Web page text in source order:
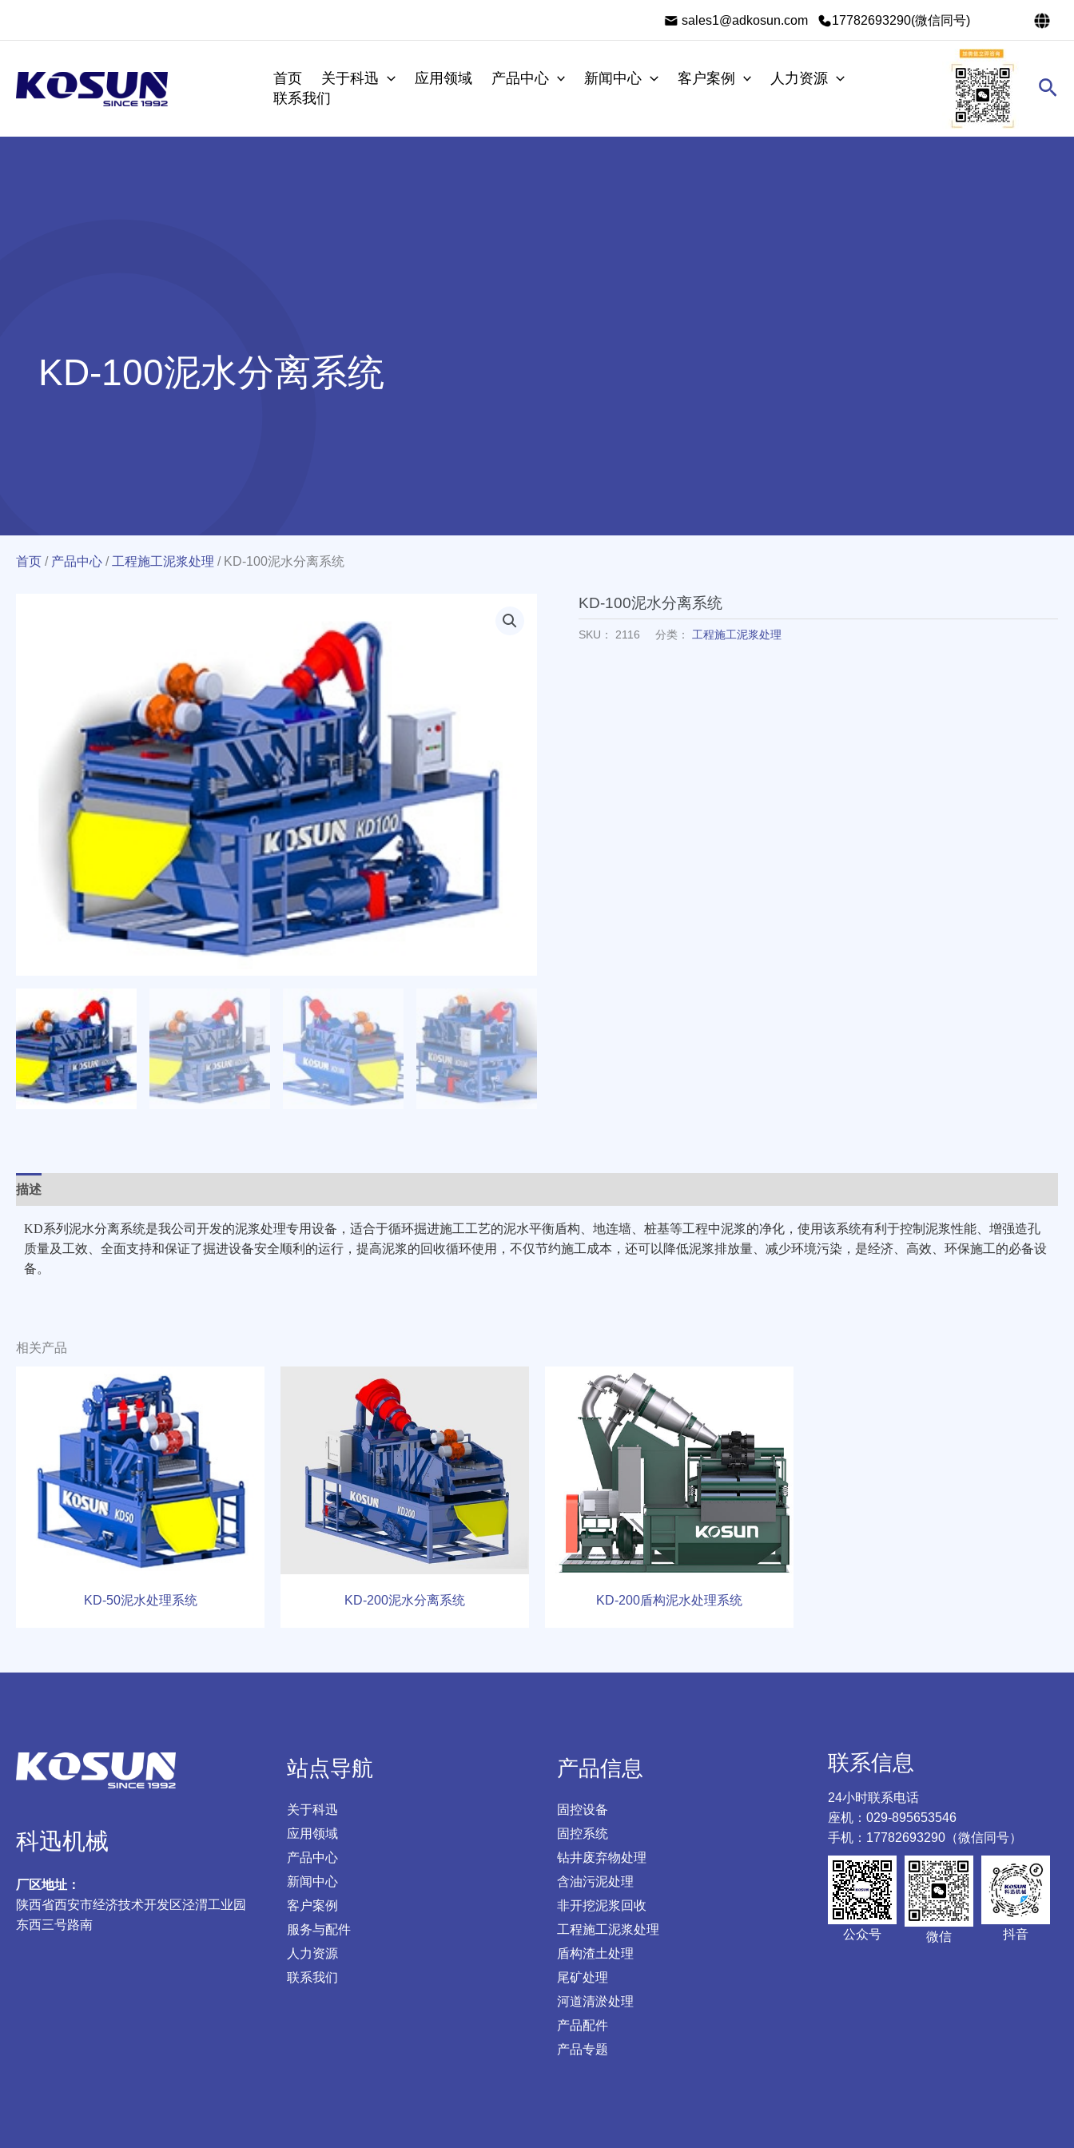
sales1@adkosun.com 17782693290(微信同号)
首页 关于科迅 应用领域 产品中心 新闻中心 客户案例
人力资源
联系我们
搜
KD-100泥水分离系统
首页 / 产品中心 / 工程施工泥浆处理 / KD-100泥水分离系统
KD-100泥水分离系统
SKU： 2116 分类： 工程施工泥浆处理
描述
KD系列泥水分离系统是我公司开发的泥浆处理专用设备，适合于循环掘进施工工艺的泥水平衡盾构、地连墙、桩基等工程中泥浆的净化，使用该系统有利于控制泥浆性能、增强造孔
质量及工效、全面支持和保证了掘进设备安全顺利的运行，提高泥浆的回收循环使用，不仅节约施工成本，还可以降低泥浆排放量、减少环境污染，是经济、高效、环保施工的必备设
备。
相关产品
KD-50泥水处理系统 KD-200泥水分离系统 KD-200盾构泥水处理系统
科迅机械
厂区地址：
陕西省西安市经济技术开发区泾渭工业园
东西三号路南
站点导航
关于科迅
应用领域
产品中心
新闻中心
客户案例
服务与配件
人力资源
联系我们
产品信息
固控设备
固控系统
钻井废弃物处理
含油污泥处理
非开挖泥浆回收
工程施工泥浆处理
盾构渣土处理
尾矿处理
河道清淤处理
产品配件
产品专题
联系信息
24小时联系电话
座机：029-895653546
手机：17782693290（微信同号）
公众号 微信 抖音